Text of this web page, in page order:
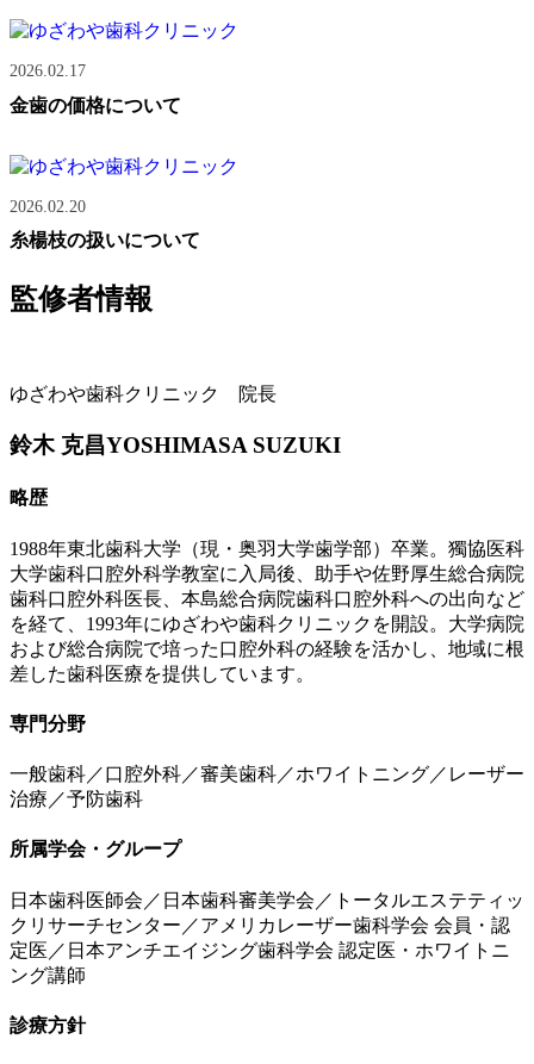
2026.02.17
金歯の価格について
2026.02.20
糸楊枝の扱いについて
監修者情報
ゆざわや歯科クリニック 院長
鈴木 克昌YOSHIMASA SUZUKI
略歴
1988年東北歯科大学（現・奥羽大学歯学部）卒業。獨協医科
大学歯科口腔外科学教室に入局後、助手や佐野厚生総合病院
歯科口腔外科医長、本島総合病院歯科口腔外科への出向など
を経て、1993年にゆざわや歯科クリニックを開設。大学病院
および総合病院で培った口腔外科の経験を活かし、地域に根
差した歯科医療を提供しています。
専門分野
一般歯科／口腔外科／審美歯科／ホワイトニング／レーザー
治療／予防歯科
所属学会・グループ
日本歯科医師会／日本歯科審美学会／トータルエステティッ
クリサーチセンター／アメリカレーザー歯科学会 会員・認
定医／日本アンチエイジング歯科学会 認定医・ホワイトニ
ング講師
診療方針